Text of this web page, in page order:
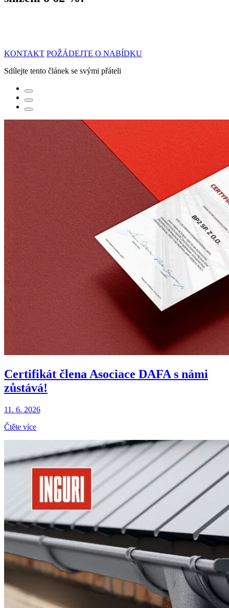
KONTAKT POŽÁDEJTE O NABÍDKU
Sdílejte tento článek se svými přáteli
Certifikát člena Asociace DAFA s námi
zůstává!
11. 6. 2026
Čtěte více